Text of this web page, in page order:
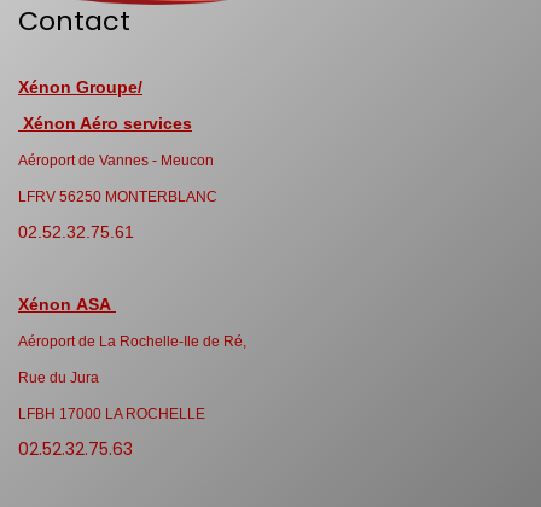
Contact
Xénon Groupe/
Xénon Aéro services
Aéroport de Vannes - Meucon
LFRV 56250 MONTERBLANC
02.52.32.75.61
Xénon ASA
Aéroport de La Rochelle-Ile de Ré,
Rue du Jura
LFBH 17000 LA ROCHELLE
02.52.32.75.63